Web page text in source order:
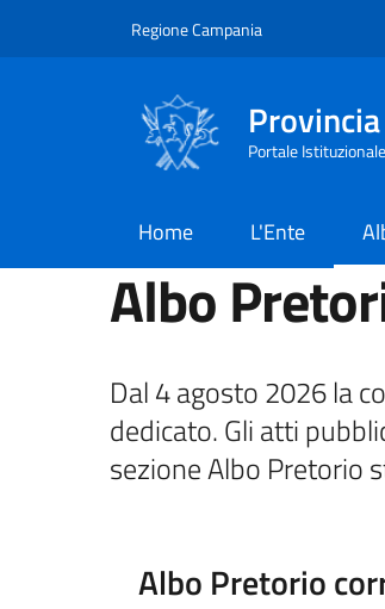
Regione Campania
Portale Istituzionale
Home L'Ente
Albo
Dal 4 agosto 2026 la
dedicato. Gli atti
sezione Albo Pretorio
Albo Pretorio